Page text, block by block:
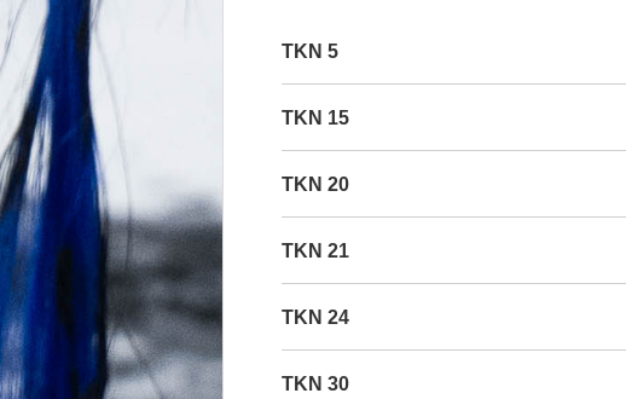
5 TKN
15 TKN
20 TKN
21 TKN
24 TKN
30 TKN